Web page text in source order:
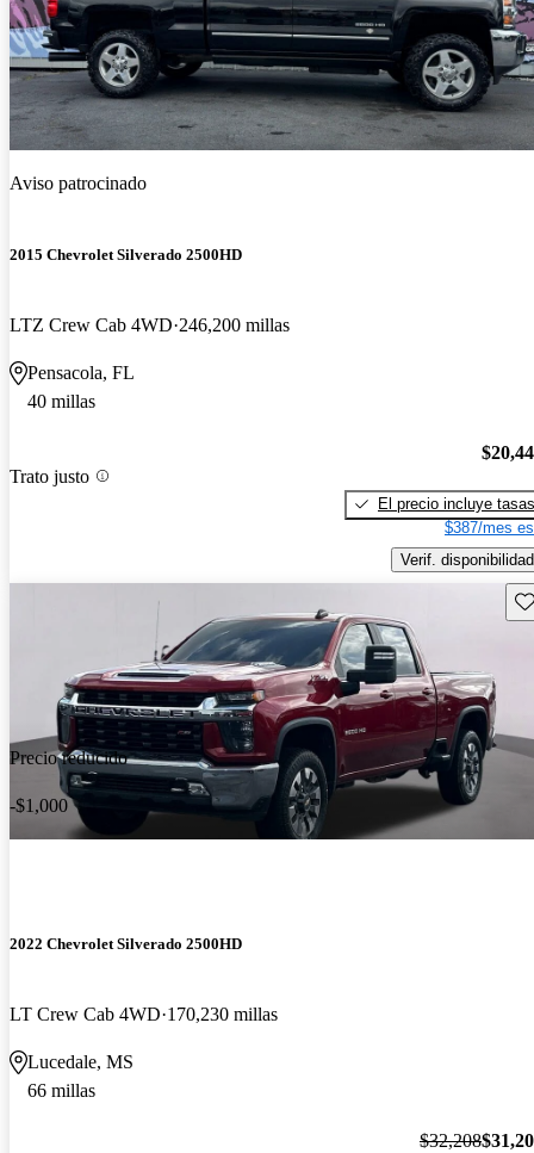
Aviso patrocinado
2015 Chevrolet Silverado 2500HD
LTZ Crew Cab 4WD 246,200 millas
Pensacola, FL
40 millas
Trato justo
El precio incluye tasas
$387/mes
Verif. disponibilidad
Precio reducido
-$1,000
2022 Chevrolet Silverado 2500HD
LT Crew Cab 4WD 170,230 millas
Lucedale, MS
66 millas
$32,208